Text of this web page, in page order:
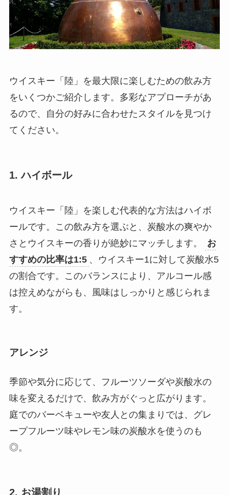
ウイスキー「陸」を最大限に楽しむための飲み方
をいくつかご紹介します。多彩なアプローチがあ
るので、自分の好みに合わせたスタイルを見つけ
てください。
1. ハイボール
ウイスキー「陸」を楽しむ代表的な方法はハイボ
ールです。この飲み方を選ぶと、炭酸水の爽やか
さとウイスキーの香りが絶妙にマッチします。
お
すすめの比率は1:5 、ウイスキー1に対して炭酸水5
の割合です。このバランスにより、アルコール感
は控えめながらも、風味はしっかりと感じられま
す。
アレンジ
季節や気分に応じて、フルーツソーダや炭酸水の
味を変えるだけで、飲み方がぐっと広がります。
庭でのバーベキューや友人との集まりでは、グレ
ープフルーツ味やレモン味の炭酸水を使うのも
◎。
2. お湯割り